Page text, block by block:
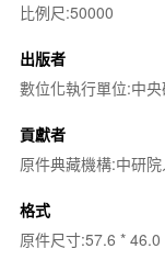
比例尺:50000
出版者
數位化執行單位:中
貢獻者
原件典藏機構:中研
格式
原件尺寸:57.6 * 46.0